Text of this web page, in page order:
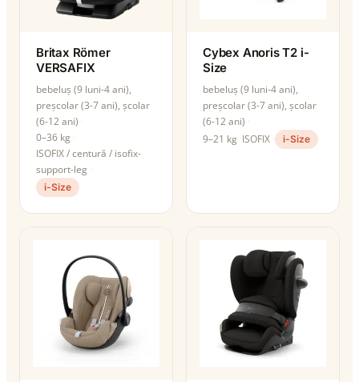
Britax Römer
VERSAFIX
bebeluș (9 luni-4 ani),
preșcolar (3-7 ani), școlar
(6-12 ani)
0–36 kg
ISOFIX / centură / isofix-
support-leg
i-Size
Cybex Anoris T2 i-
Size
bebeluș (9 luni-4 ani),
preșcolar (3-7 ani), școlar
(6-12 ani)
9–21 kg ISOFIX i-Size